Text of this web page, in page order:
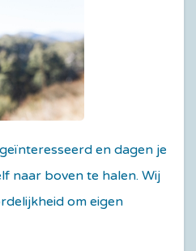
en dagen je
naar boven te halen. Wij
om eigen